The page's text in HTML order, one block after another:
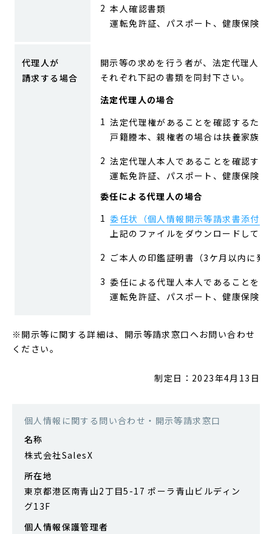
本人確認書類
運転免許証、パスポート、健康保険
代理人が
請求する場合
開示等の求めを行う者が、法定代理人
それぞれ下記の書類を同封下さい。
法定代理人の場合
法定代理権があることを確認するため
戸籍謄本、親権者の場合は扶養家族
法定代理人本人であることを確認す
運転免許証、パスポート、健康保険
委任による代理人の場合
委任状（個人情報開示等請求書添付書
上記のファイルをダウンロードして
ご本人の印鑑証明書（3ケ月以内に発
委任による代理人本人であることを
運転免許証、パスポート、健康保険
※開示等に関する詳細は、開示等請求窓口へお問い合わせ
ください。
制定日：2023年4月13日
個人情報に関する問い合わせ・開示等請求窓口
名称
株式会社SalesX
所在地
東京都港区南青山2丁目5-17 ポーラ青山ビルディン
グ13F
個人情報保護管理者